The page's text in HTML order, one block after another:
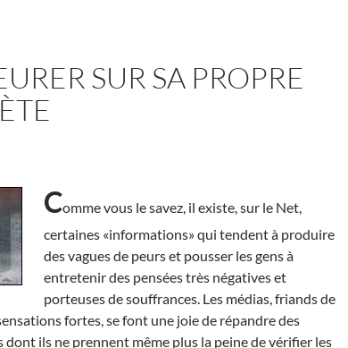
SUR SA PROPRE
Comme vous le savez, il existe, sur le Net,
certaines «informations» qui tendent à produire
des vagues de peurs et pousser les gens à
entretenir des pensées très négatives et
porteuses de souffrances. Les médias, friands de
fortes, se font une joie de répandre des
ils ne prennent même plus la peine de vérifier les